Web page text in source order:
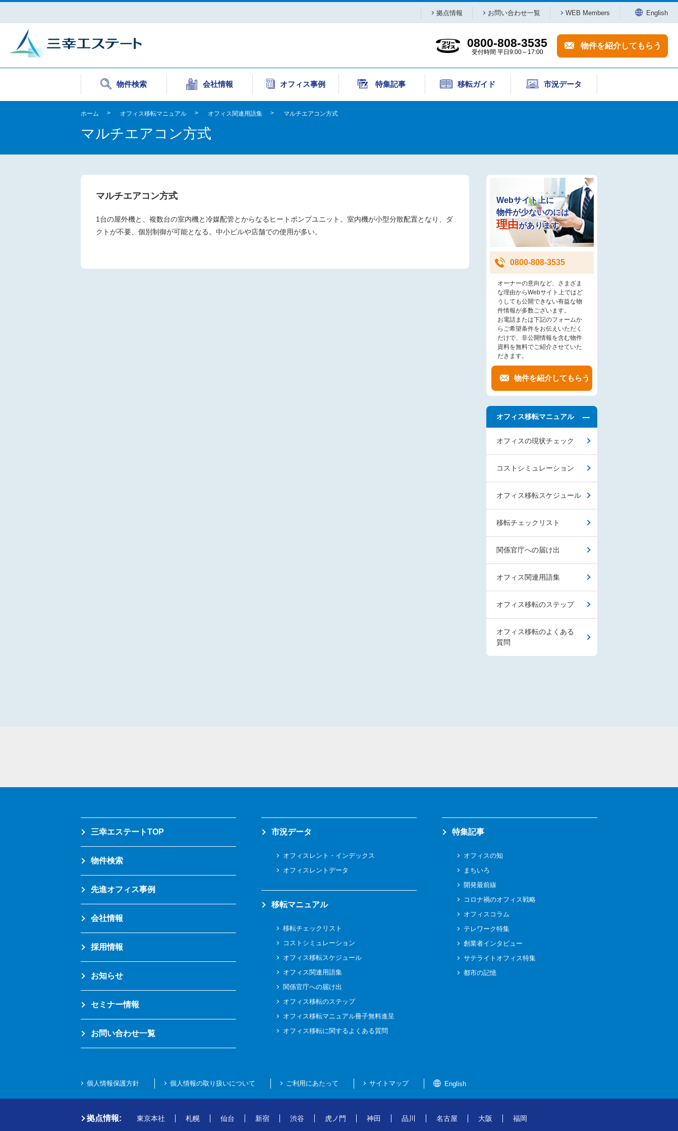
拠点情報 お問い合わせ一覧 WEB Members English
0800-808-3535
受付時間 平日9:00～17:00
物件を紹介してもらう
物件検索 会社情報 オフィス事例 特集記事 移転ガイド 市況データ
ホーム オフィス移転マニュアル オフィス関連用語集 マルチエアコン方式
マルチエアコン方式
マルチエアコン方式
1台の屋外機と、複数台の室内機と冷媒配管とからなるヒートポンプユニット。室内機が小型分散配置となり、ダ
クトが不要、個別制御が可能となる。中小ビルや店舗での使用が多い。
Webサイト上に
物件が少ないのには
理由があります
0800-808-3535
オーナーの意向など、さまざま
な理由からWebサイト上ではど
うしても公開できない有益な物
件情報が多数ございます。
お電話または下記のフォームか
らご希望条件をお伝えいただく
だけで、非公開情報を含む物件
資料を無料でご紹介させていた
だきます。
物件を紹介してもらう
オフィス移転マニュアル
オフィスの現状チェック
コストシミュレーション
オフィス移転スケジュール
移転チェックリスト
関係官庁への届け出
オフィス関連用語集
オフィス移転のステップ
オフィス移転のよくある
質問
三幸エステートTOP
物件検索
先進オフィス事例
会社情報
採用情報
お知らせ
セミナー情報
お問い合わせ一覧
市況データ
オフィスレント・インデックス
オフィスレントデータ
移転マニュアル
移転チェックリスト
コストシミュレーション
オフィス移転スケジュール
オフィス関連用語集
関係官庁への届け出
オフィス移転のステップ
オフィス移転マニュアル冊子無料進呈
オフィス移転に関するよくある質問
特集記事
オフィスの知
まちいろ
開発最前線
コロナ禍のオフィス戦略
オフィスコラム
テレワーク特集
創業者インタビュー
サテライトオフィス特集
都市の記憶
個人情報保護方針 個人情報の取り扱いについて ご利用にあたって サイトマップ English
拠点情報: 東京本社 札幌 仙台 新宿 渋谷 虎ノ門 神田 品川 名古屋 大阪 福岡